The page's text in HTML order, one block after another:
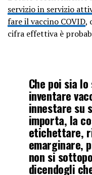
servizio in servizio
fare il vaccino COVID,
cifra effettiva è
Che poi sia
inventare
innestare su
importa, la
etichettare,
emarginare,
non si
dicendogli